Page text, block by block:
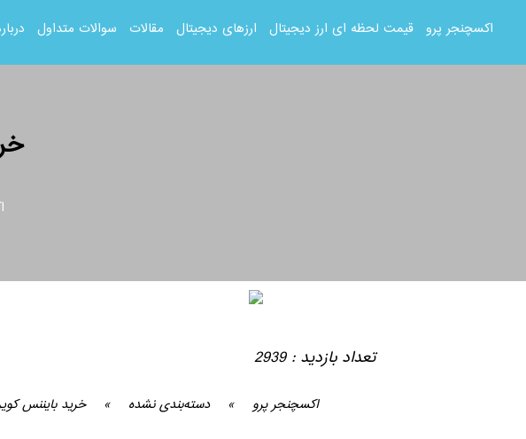
اکسچنجر پرو قیمت لحظه ای ارز دیجیتال ارزهای دیجیتال مقالات سوالات متداول
تعداد بازدید : 2939
اکسچنجر پرو » دسته‌بندی نشده » خرید بایننس